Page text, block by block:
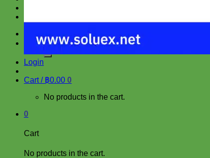
Search
Login
Cart / ฿0.00 0
No products in the cart.
0
Cart
No products in the cart.